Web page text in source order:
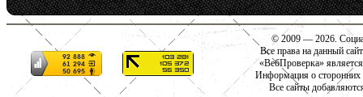
© 2009 — 2026.
Все права на данный
«ВебПроверка»
Информация о сторонних
Все сайты